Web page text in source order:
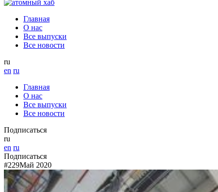
Главная
О нас
Все выпуски
Все новости
ru
en ru
Главная
О нас
Все выпуски
Все новости
Подписаться
ru
en ru
Подписаться
#229Май 2020